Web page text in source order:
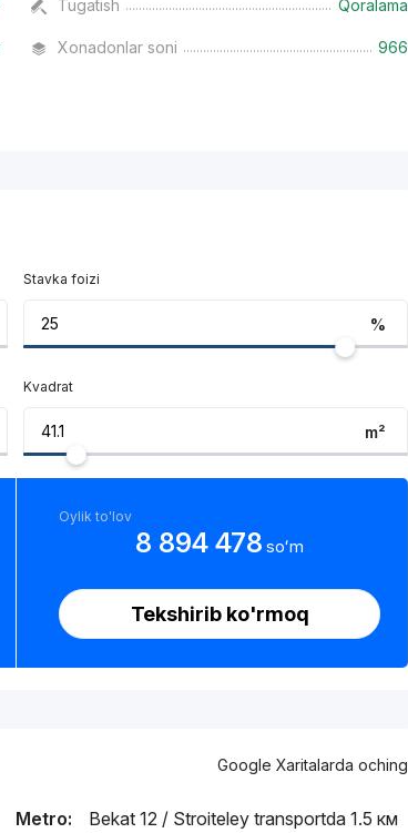
Tugatish Qoralama
Xonadonlar soni 966
Stavka foizi
%
Kvadrat
m²
Oylik to'lov
8 894 478 soʻm
Tekshirib ko'rmoq
Google Xaritalarda oching
Metro:
Bekat 12 / Stroiteley transportda 1.5 км